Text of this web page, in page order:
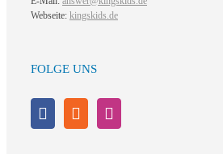
Webseite: kingskids.de
FOLGE UNS